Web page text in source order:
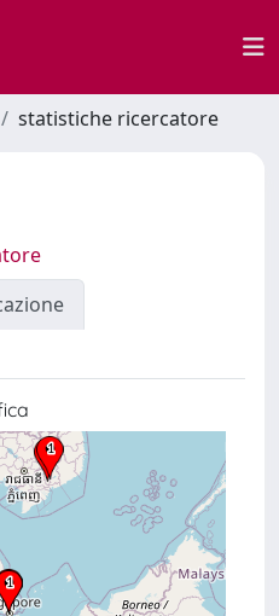
statistiche ricercatore